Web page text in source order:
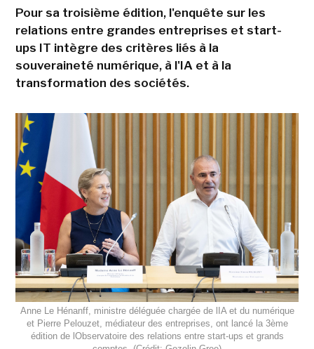
Pour sa troisième édition, l'enquête sur les
relations entre grandes entreprises et start-
ups IT intègre des critères liés à la
souveraineté numérique, à l'IA et à la
transformation des sociétés.
Anne Le Hénanff, ministre déléguée chargée de lIA et du numérique
et Pierre Pelouzet, médiateur des entreprises, ont lancé la 3ème
édition de lObservatoire des relations entre start-ups et grands